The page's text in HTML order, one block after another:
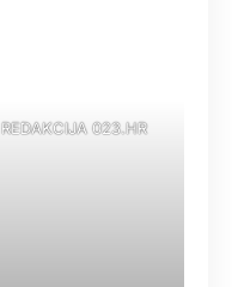
REDAKCIJA 023.HR